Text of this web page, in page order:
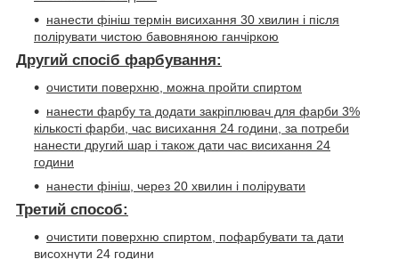
нанести фініш термін висихання 30 хвилин і після
полірувати чистою бавовняною ганчіркою
Другий спосіб фарбування:
очистити поверхню, можна пройти спиртом
нанести фарбу та додати закріплювач для фарби 3%
кількості фарби, час висихання 24 години, за потреби
нанести другий шар і також дати час висихання 24
години
нанести фініш, через 20 хвилин і полірувати
Третий способ:
очистити поверхню спиртом, пофарбувати та дати
висохнути 24 години